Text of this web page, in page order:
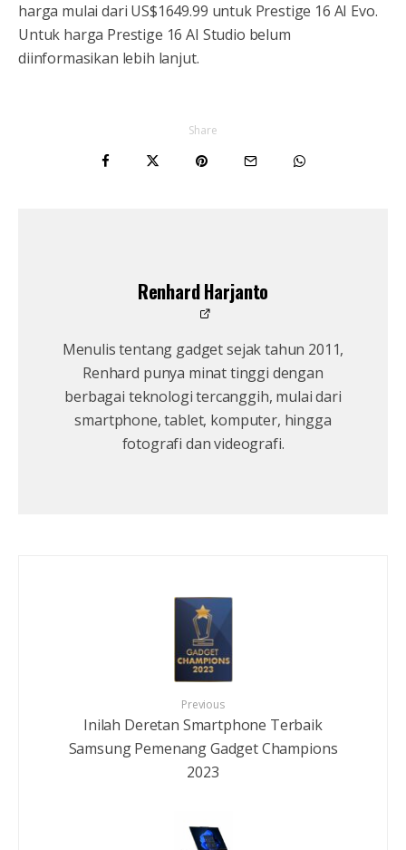
harga mulai dari US$1649.99 untuk Prestige 16 AI Evo.
Untuk harga Prestige 16 AI Studio belum
diinformasikan lebih lanjut.
Share
Renhard Harjanto
Menulis tentang gadget sejak tahun 2011,
Renhard punya minat tinggi dengan
berbagai teknologi tercanggih, mulai dari
smartphone, tablet, komputer, hingga
fotografi dan videografi.
Previous
Inilah Deretan Smartphone Terbaik
Samsung Pemenang Gadget Champions
2023